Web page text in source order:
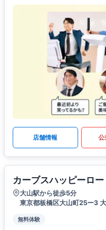
店舗情報 公
カーブスハッピーロ
大山駅から徒歩5分
東京都板橋区大山町25ー3
無料体験